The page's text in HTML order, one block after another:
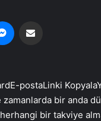
E-postaLinki Kopyala
bir anda
bir takviye